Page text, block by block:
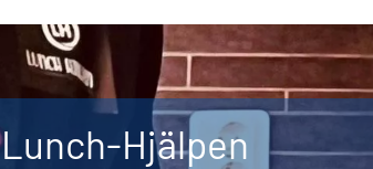
Lunch-Hjälpen